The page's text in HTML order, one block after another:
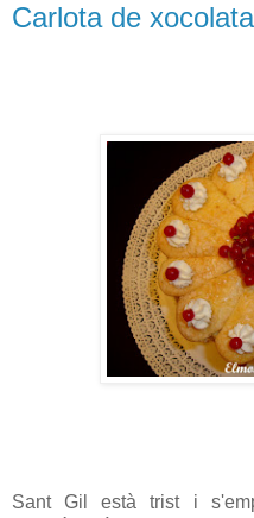
Carlota de xocolata
Sant Gil està trist i